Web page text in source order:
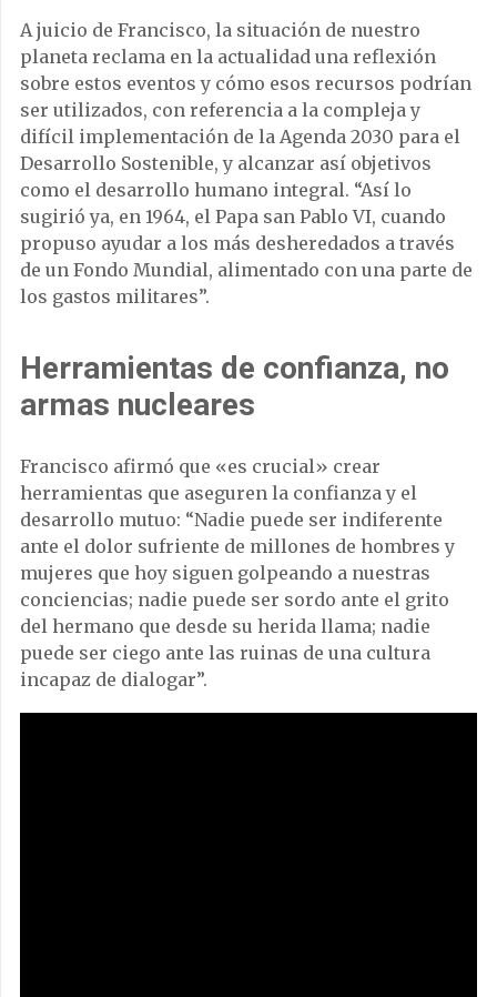
A juicio de Francisco, la situación de nuestro
planeta reclama en la actualidad una reflexión
sobre estos eventos y cómo esos recursos podrían
ser utilizados, con referencia a la compleja y
difícil implementación de la Agenda 2030 para el
Desarrollo Sostenible, y alcanzar así objetivos
como el desarrollo humano integral. “Así lo
sugirió ya, en 1964, el Papa san Pablo VI, cuando
propuso ayudar a los más desheredados a través
de un Fondo Mundial, alimentado con una parte de
los gastos militares”.
Herramientas de confianza, no
armas nucleares
Francisco afirmó que «es crucial» crear
herramientas que aseguren la confianza y el
desarrollo mutuo: “Nadie puede ser indiferente
ante el dolor sufriente de millones de hombres y
mujeres que hoy siguen golpeando a nuestras
conciencias; nadie puede ser sordo ante el grito
del hermano que desde su herida llama; nadie
puede ser ciego ante las ruinas de una cultura
incapaz de dialogar”.